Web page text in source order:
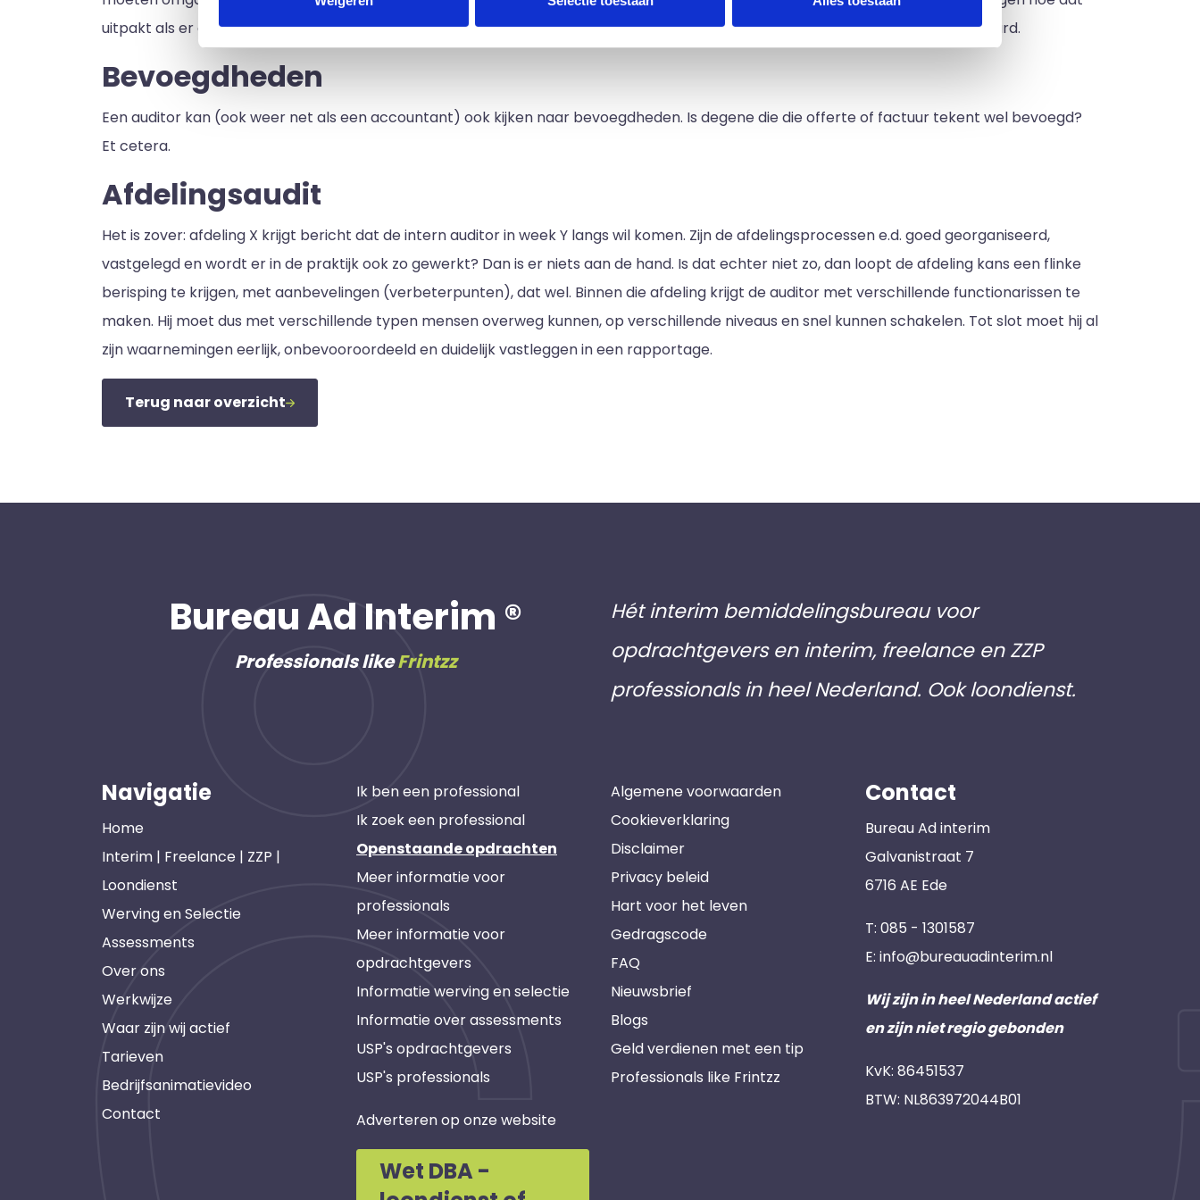
uitpakt als er een grote order binnen komt en de klant haast heeft. Of als de resultaten tegen vallen en er moet worden bespaard.
Bevoegdheden
Een auditor kan (ook weer net als een accountant) ook kijken naar bevoegdheden. Is degene die die offerte of factuur tekent wel bevoegd?
Et cetera.
Afdelingsaudit
Het is zover: afdeling X krijgt bericht dat de intern auditor in week Y langs wil komen. Zijn de afdelingsprocessen e.d. goed georganiseerd,
vastgelegd en wordt er in de praktijk ook zo gewerkt? Dan is er niets aan de hand. Is dat echter niet zo, dan loopt de afdeling kans een flinke
berisping te krijgen, met aanbevelingen (verbeterpunten), dat wel. Binnen die afdeling krijgt de auditor met verschillende functionarissen te
maken. Hij moet dus met verschillende typen mensen overweg kunnen, op verschillende niveaus en snel kunnen schakelen. Tot slot moet hij al
zijn waarnemingen eerlijk, onbevooroordeeld en duidelijk vastleggen in een rapportage.
Terug naar overzicht
Bureau Ad Interim ®
Professionals likeFrintzz
Hét interim bemiddelingsbureau voor
opdrachtgevers en interim, freelance en ZZP
professionals in heel Nederland. Ook loondienst.
Navigatie
Home
Interim | Freelance | ZZP |
Loondienst
Werving en Selectie
Assessments
Over ons
Werkwijze
Waar zijn wij actief
Tarieven
Bedrijfsanimatievideo
Contact
Ik ben een professional
Ik zoek een professional
Openstaande opdrachten
Meer informatie voor
professionals
Meer informatie voor
opdrachtgevers
Informatie werving en selectie
Informatie over assessments
USP's opdrachtgevers
USP's professionals
Adverteren op onze website
Wet DBA -
Algemene voorwaarden
Cookieverklaring
Disclaimer
Privacy beleid
Hart voor het leven
Gedragscode
FAQ
Nieuwsbrief
Blogs
Geld verdienen met een tip
Professionals like Frintzz
Contact
Bureau Ad interim
Galvanistraat 7
6716 AE Ede
T: 085 - 1301587
E: info@bureauadinterim.nl
Wij zijn in heel Nederland actief
en zijn niet regio gebonden
KvK: 86451537
BTW: NL863972044B01